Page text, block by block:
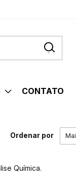
CONTATO
Ordenar por
Química.